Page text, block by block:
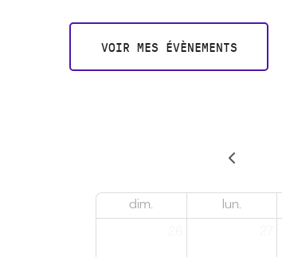
VOIR MES ÉVÈNEMENTS
dim. lun.